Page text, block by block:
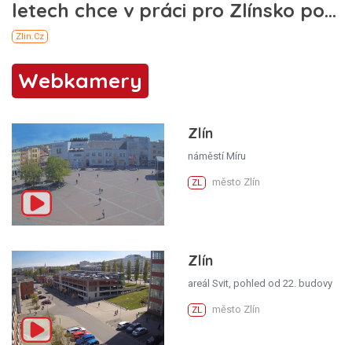
Webkamery
Zlín
náměstí Míru
ZL město Zlín
Zlín
areál Svit, pohled od 22. budovy
ZL město Zlín